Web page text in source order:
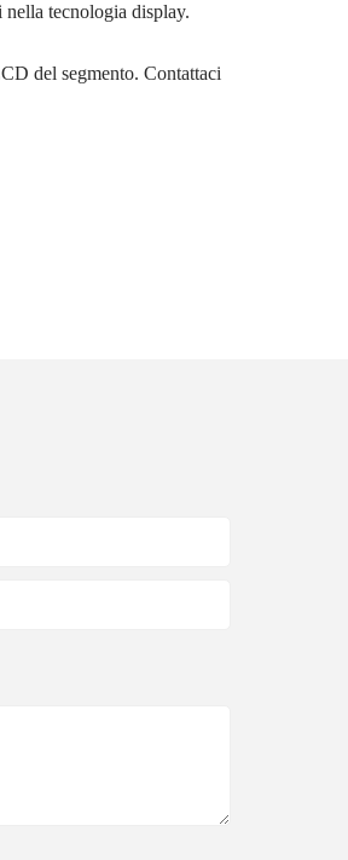
nella tecnologia display.
del segmento. Contattaci